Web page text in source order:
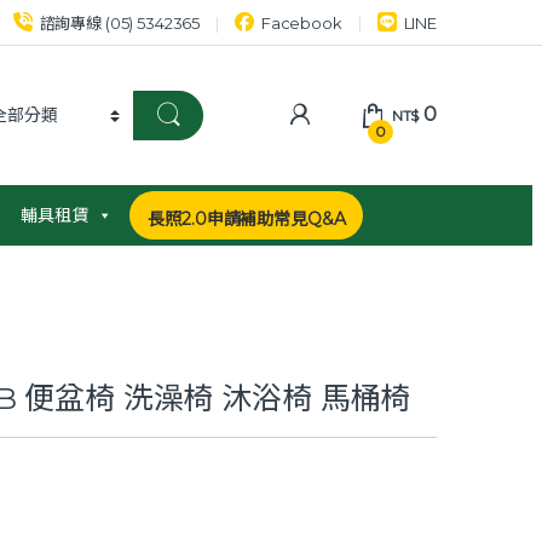
諮詢專線 (05) 5342365 Facebook LINE
0
NT$0
輔具租賃 長照2.0申請補助常見Q&A
便盆椅 洗澡椅 沐浴椅 馬桶椅